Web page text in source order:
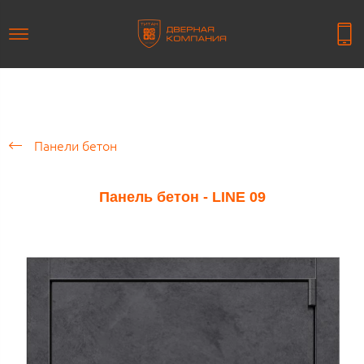
Панели бетон
Панель бетон - LINE 09